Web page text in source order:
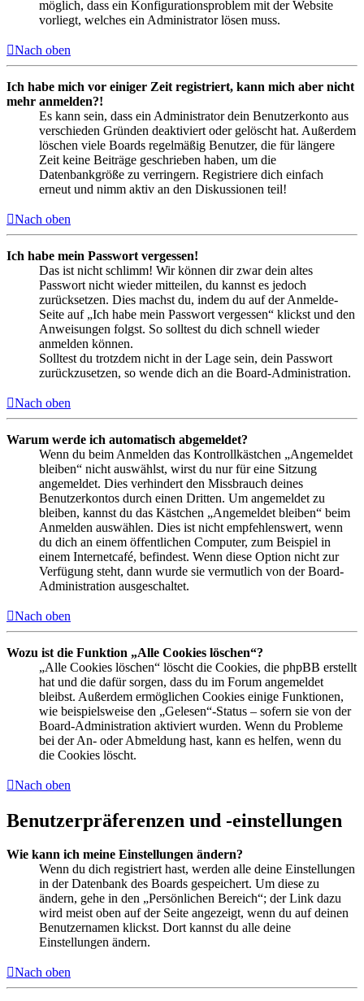
möglich, dass ein Konfigurationsproblem mit der Website
vorliegt, welches ein Administrator lösen muss.
Nach oben
Ich habe mich vor einiger Zeit registriert, kann mich aber nicht
mehr anmelden?!
Es kann sein, dass ein Administrator dein Benutzerkonto aus
verschieden Gründen deaktiviert oder gelöscht hat. Außerdem
löschen viele Boards regelmäßig Benutzer, die für längere
Zeit keine Beiträge geschrieben haben, um die
Datenbankgröße zu verringern. Registriere dich einfach
erneut und nimm aktiv an den Diskussionen teil!
Nach oben
Ich habe mein Passwort vergessen!
Das ist nicht schlimm! Wir können dir zwar dein altes
Passwort nicht wieder mitteilen, du kannst es jedoch
zurücksetzen. Dies machst du, indem du auf der Anmelde-
Seite auf „Ich habe mein Passwort vergessen“ klickst und den
Anweisungen folgst. So solltest du dich schnell wieder
anmelden können.
Solltest du trotzdem nicht in der Lage sein, dein Passwort
zurückzusetzen, so wende dich an die Board-Administration.
Nach oben
Warum werde ich automatisch abgemeldet?
Wenn du beim Anmelden das Kontrollkästchen „Angemeldet
bleiben“ nicht auswählst, wirst du nur für eine Sitzung
angemeldet. Dies verhindert den Missbrauch deines
Benutzerkontos durch einen Dritten. Um angemeldet zu
bleiben, kannst du das Kästchen „Angemeldet bleiben“ beim
Anmelden auswählen. Dies ist nicht empfehlenswert, wenn
du dich an einem öffentlichen Computer, zum Beispiel in
einem Internetcafé, befindest. Wenn diese Option nicht zur
Verfügung steht, dann wurde sie vermutlich von der Board-
Administration ausgeschaltet.
Nach oben
Wozu ist die Funktion „Alle Cookies löschen“?
„Alle Cookies löschen“ löscht die Cookies, die phpBB erstellt
hat und die dafür sorgen, dass du im Forum angemeldet
bleibst. Außerdem ermöglichen Cookies einige Funktionen,
wie beispielsweise den „Gelesen“-Status – sofern sie von der
Board-Administration aktiviert wurden. Wenn du Probleme
bei der An- oder Abmeldung hast, kann es helfen, wenn du
die Cookies löscht.
Nach oben
Benutzerpräferenzen und -einstellungen
Wie kann ich meine Einstellungen ändern?
Wenn du dich registriert hast, werden alle deine Einstellungen
in der Datenbank des Boards gespeichert. Um diese zu
ändern, gehe in den „Persönlichen Bereich“; der Link dazu
wird meist oben auf der Seite angezeigt, wenn du auf deinen
Benutzernamen klickst. Dort kannst du alle deine
Einstellungen ändern.
Nach oben